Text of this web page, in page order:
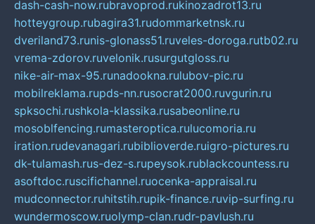
dash-cash-now.rubravoprod.rukinozadrot13.ru
hotteygroup.rubagira31.rudommarketnsk.ru
dveriland73.runis-glonass51.ruveles-doroga.rutb02.ru
vrema-zdorov.ruvelonik.rusurgutgloss.ru
nike-air-max-95.runadookna.rulubov-pic.ru
mobilreklama.rupds-nn.rusocrat2000.ruvgurin.ru
spksochi.rushkola-klassika.rusabeonline.ru
mosoblfencing.rumasteroptica.rulucomoria.ru
iration.rudevanagari.rubiblioverde.ruigro-pictures.ru
dk-tulamash.rus-dez-s.rupeysok.rublackcountess.ru
asoftdoc.ruscifichannel.ruocenka-appraisal.ru
mudconnector.ruhitstih.rupik-finance.ruvip-surfing.ru
wundermoscow.ruolymp-clan.rudr-pavlush.ru